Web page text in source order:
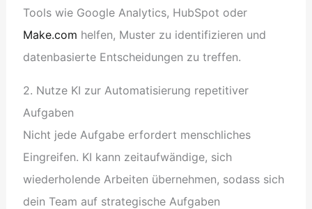
Tools wie Google Analytics, HubSpot oder
Make.com helfen, Muster zu identifizieren und
datenbasierte Entscheidungen zu treffen.
2. Nutze KI zur Automatisierung repetitiver
Aufgaben
Nicht jede Aufgabe erfordert menschliches
Eingreifen. KI kann zeitaufwändige, sich
wiederholende Arbeiten übernehmen, sodass sich
dein Team auf strategische Aufgaben